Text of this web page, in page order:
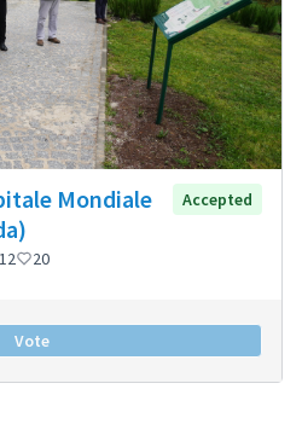
Mondiale
Accepted
12 20
Vote